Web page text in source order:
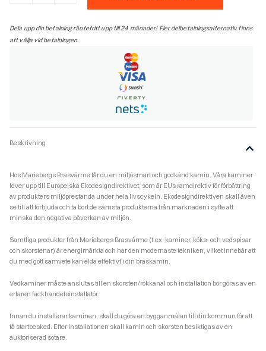
med
insats
Dela upp din betalning räntefritt upp till 24 månader! Fler delbetalningsalternativ finns
att välja vid betalningen.
Beskrivning
Hos Mariebergs Brasvärme får du en miljösmart och godkänd kamin. Våra kaminer
lever upp till Europeiska Ekodesigndirektivet, som är EUs ramdirektiv för förbättring
av produkters miljöprestanda under hela livscykeln. Ekodesigndirektiven skall även
se till att förbjuda och ta bort de sämsta produkterna från marknaden i syfte att
minska den negativa påverkan av miljön.
Samtliga produkter från Mariebergs Brasvärme (t.ex. kaminer, köks- och vedspisar
och skorstenar) är energimärkta och har den modernaste tekniken, vilket innebär att
du med gott samvete kan elda effektivt i din braskamin.
Vedkaminer måste anslutas till en skorsten/rökkanal och installation bör göras av en
erfaren fackhandelsinstallatör.
Innan du installerar kaminen, skall du göra en bygganmälan till din kommun för att
få startbesked. Efter installationen skall kamin och skorsten besiktigas av en
auktoriserad sotare.